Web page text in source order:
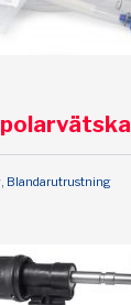
Blandarutrustning